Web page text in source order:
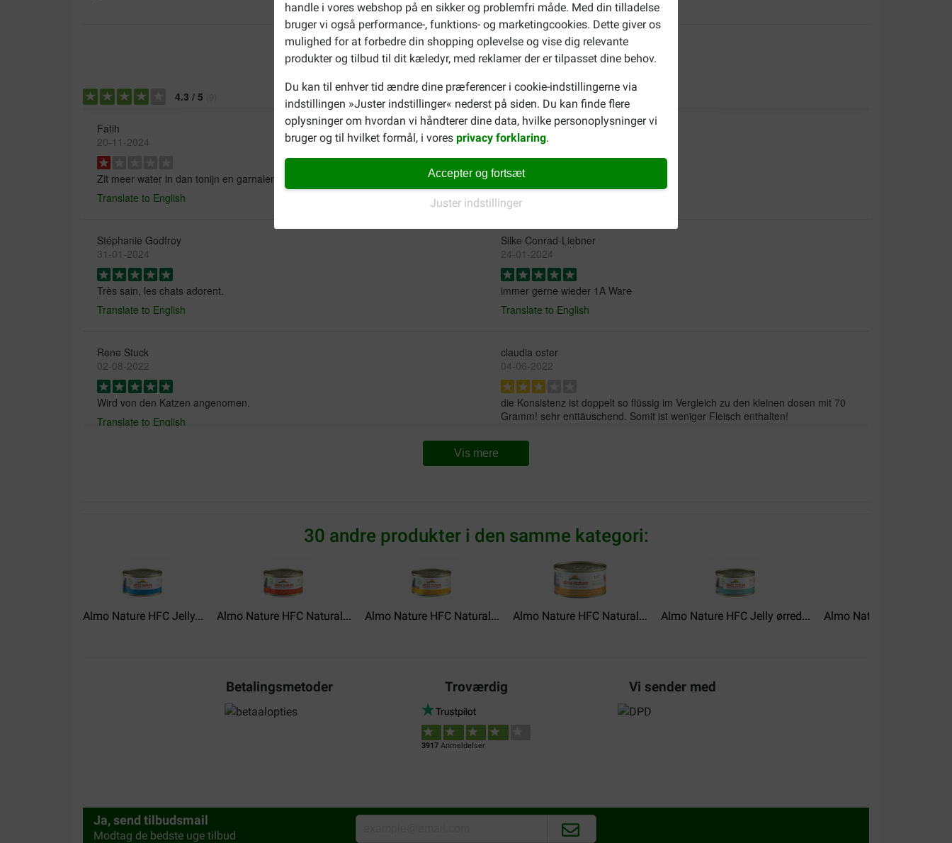
handle i vores webshop på en sikker og problemfri måde. Med din tilladelse
bruger vi også performance-, funktions- og marketingcookies. Dette giver os
mulighed for at forbedre din shopping oplevelse og vise dig relevante
produkter og tilbud til dit kæledyr, med reklamer der er tilpasset dine behov.
Du kan til enhver tid ændre dine præferencer i cookie-indstillingerne via
indstillingen »Juster indstillinger« nederst på siden. Du kan finde flere
oplysninger om hvordan vi håndterer dine data, hvilke personoplysninger vi
bruger og til hvilket formål, i vores privacy forklaring.
Accepter og fortsæt
Juster indstillinger
4.3 / 5
Fatih
20-11-2024
Zit meer water in dan tonijn en garnalen. Ging ervan uit
Translate to English
Claudia Heinz
26-02-2024
Das Lieblingsfutter meiner Katze
Translate to English
Stéphanie Godfroy
31-01-2024
Très sain, les chats adorent.
Translate to English
Silke Conrad-Liebner
24-01-2024
immer gerne wieder 1A Ware
Translate to English
Rene Stuck
02-08-2022
Wird von den Katzen angenomen.
Translate to English
claudia oster
04-06-2022
die Konsistenz ist doppelt so flüssig im Vergleich zu den kleinen dosen mit 70
Gramm! sehr enttäuschend. Somit ist weniger Fleisch enthalten!
Bonsoir, J'ai acheté des boîtes de nourriture pour chat de la marque almo
nature. La livraison s'est faite dans un délai rapide (2 ou 3 jours). Mon chat est
Translate to English
Jacqueline Barens
Vis mere
30 andre produkter i den samme kategori:
Almo Nature HFC Jelly... Almo Nature HFC Natural... Almo Nature HFC Natural... Almo Nature HFC Natural... Almo Nature HFC Jelly ørred... Almo Nature HFC
Betalingsmetoder Troværdig
3917Anmeldelser
Vi sender med
Ja, send tilbudsmail
Modtag de bedste uge tilbud